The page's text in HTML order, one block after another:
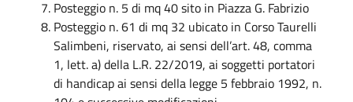
Posteggio n. 5 di mq 40 sito in Piazza G. Fabrizio
Posteggio n. 61 di mq 32 ubicato in Corso Taurelli
Salimbeni, riservato, ai sensi dell’art. 48, comma
1, lett. a) della L.R. 22/2019, ai soggetti portatori
di handicap ai sensi della legge 5 febbraio 1992, n.